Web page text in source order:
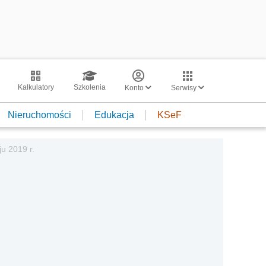
Kalkulatory Szkolenia Konto Serwisy
Nieruchomości Edukacja KSeF
2019 r.